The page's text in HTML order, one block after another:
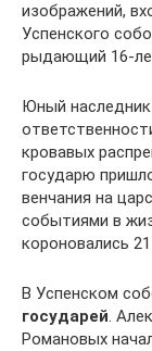
изображений,
Успенского
рыдающий 16-
Юный наследник
кровавых
государю
венчания на
событиями в
короновались
В Успенском
государей.
Романовых